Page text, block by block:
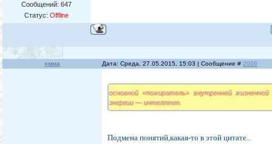
Сообщений:647
Статус:Offline
эмма Дата: Среда, 27.05.2015, 15:03 | Сообщение #2006
основной «пожиратель» внутренней жизненной
энергии — интеллект.
Подмена понятий,какая-то в этой цитате..